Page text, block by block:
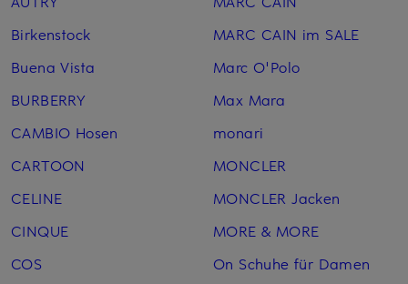
Birkenstock
Buena Vista
BURBERRY
CAMBIO Hosen
CARTOON
CELINE
CINQUE
COS
MARC CAIN im SALE
Marc O'Polo
Max Mara
monari
MONCLER
MONCLER Jacken
MORE & MORE
On Schuhe für Damen